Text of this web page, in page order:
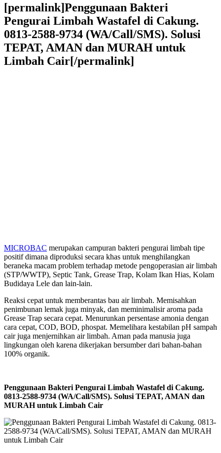
[permalink]Penggunaan Bakteri
Pengurai Limbah Wastafel di Cakung.
0813-2588-9734 (WA/Call/SMS). Solusi
TEPAT, AMAN dan MURAH untuk
Limbah Cair[/permalink]
MICROBAC merupakan campuran bakteri pengurai limbah tipe
positif dimana diproduksi secara khas untuk menghilangkan
beraneka macam problem terhadap metode pengoperasian air limbah
(STP/WWTP), Septic Tank, Grease Trap, Kolam Ikan Hias, Kolam
Budidaya Lele dan lain-lain.
Reaksi cepat untuk memberantas bau air limbah. Memisahkan
penimbunan lemak juga minyak, dan meminimalisir aroma pada
Grease Trap secara cepat. Menurunkan persentase amonia dengan
cara cepat, COD, BOD, phospat. Memelihara kestabilan pH sampah
cair juga menjernihkan air limbah. Aman pada manusia juga
lingkungan oleh karena dikerjakan bersumber dari bahan-bahan
100% organik.
Penggunaan Bakteri Pengurai Limbah Wastafel di Cakung.
0813-2588-9734 (WA/Call/SMS). Solusi TEPAT, AMAN dan
MURAH untuk Limbah Cair